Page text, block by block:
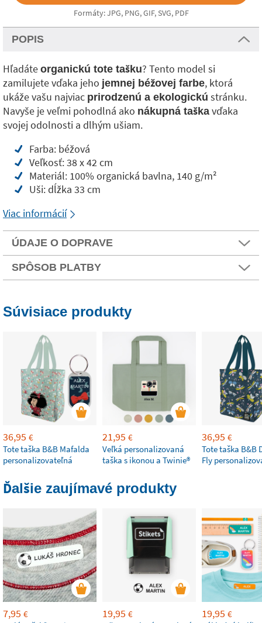
Formáty: JPG, PNG, GIF, SVG, PDF
POPIS
Hľadáte organickú tote tašku? Tento model si
zamilujete vďaka jeho jemnej béžovej farbe, ktorá
ukáže vašu najviac prirodzenú a ekologickú stránku.
Navyše je veľmi pohodlná ako nákupná taška vďaka
svojej odolnosti a dlhým ušiam.
Farba: béžová
Veľkosť: 38 x 42 cm
Materiál: 100% organická bavlna, 140 g/m²
Uši: dĺžka 33 cm
Viac informácií
ÚDAJE O DOPRAVE
SPÔSOB PLATBY
Súvisiace produkty
36,95 €
Tote taška B&B Mafalda
personalizovateľná
21,95 €
Veľká personalizovaná
taška s ikonou a Twinie®
36,95 €
Tote taška B&B
Fly
Ďalšie zaujímavé produkty
7,95 €
19,95 €
19,95 €